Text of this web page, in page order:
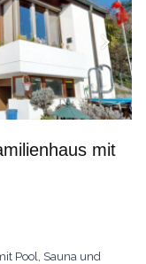
mit
Pool, Sauna und